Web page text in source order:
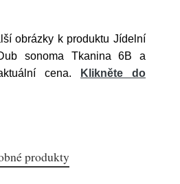
obrázky k produktu Jídelní
sonoma Tkanina 6B a
cena.
Klikněte do
produkty